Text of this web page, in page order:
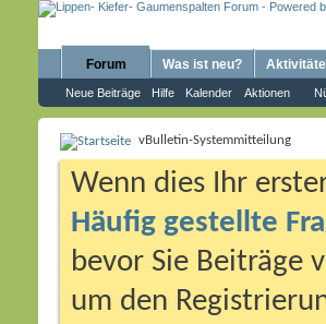
Forum
Neue Beiträge Hilfe Kalender Aktionen
Was ist neu?
vBulletin-Systemmitteilung
Wenn dies Ihr
Häufig gestellte
bevor Sie Beiträge
um den